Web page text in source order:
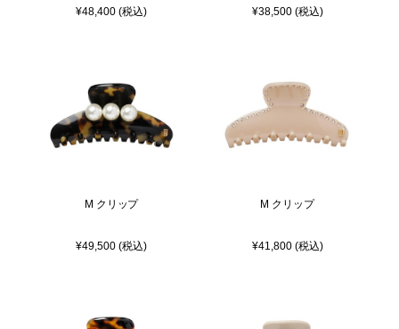
¥48,400 (税込) ¥38,500 (税込)
M クリップ
¥49,500 (税込)
M クリップ
¥41,800 (税込)